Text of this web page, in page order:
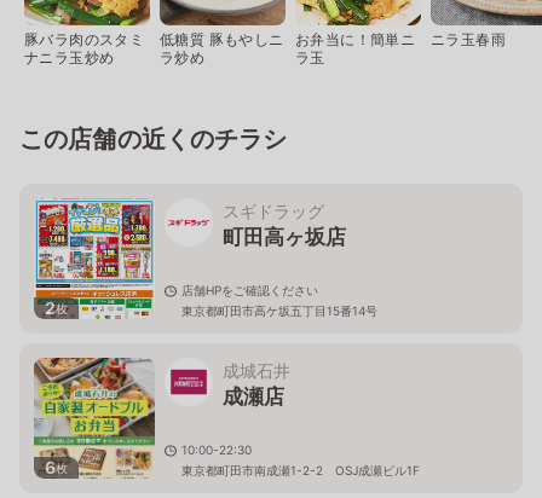
豚バラ肉のスタミ
ナニラ玉炒め
低糖質 豚もやしニ
ラ炒め
お弁当に！簡単ニ
ラ玉
ニラ玉春雨
この店舗の近くのチラシ
2枚
スギドラッグ
町田高ヶ坂店
店舗HPをご確認ください
東京都町田市高ケ坂五丁目15番14号
6枚
成城石井
成瀬店
10:00-22:30
東京都町田市南成瀬1-2-2 OSJ成瀬ビル1F